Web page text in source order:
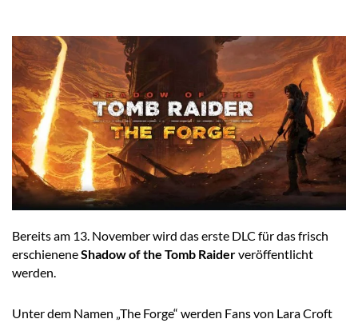
Bereits am 13. November wird das erste DLC für das frisch
erschieneneShadow of the Tomb Raiderveröffentlicht
werden.
Unter dem Namen „The Forge“ werden Fans von Lara Croft